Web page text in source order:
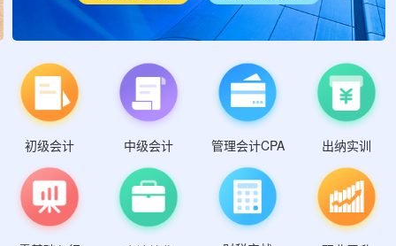
初级会计 中级会计 管理会计CPA 出纳实训